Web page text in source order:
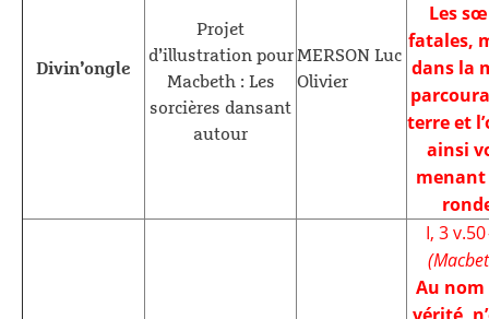
Divin’ongle
Projet
d’illustration pour
Macbeth : Les
sorcières dansant
autour
MERSON Luc
Olivier
Les
fatales,
dans la
terre et
ainsi
I, 3 v.50
Au nom